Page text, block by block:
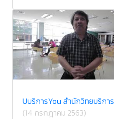
U​บริการ​You สำนักวิทยบริการ
(14 กรกฎาคม 2563)